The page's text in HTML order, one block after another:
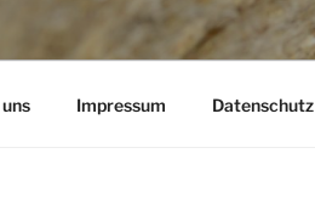
– BLOG
Impressum Datenschutz